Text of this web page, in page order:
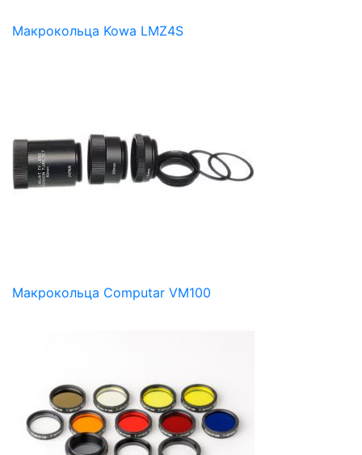
Макрокольца Kowa LMZ4S
Макрокольца Computar VM100